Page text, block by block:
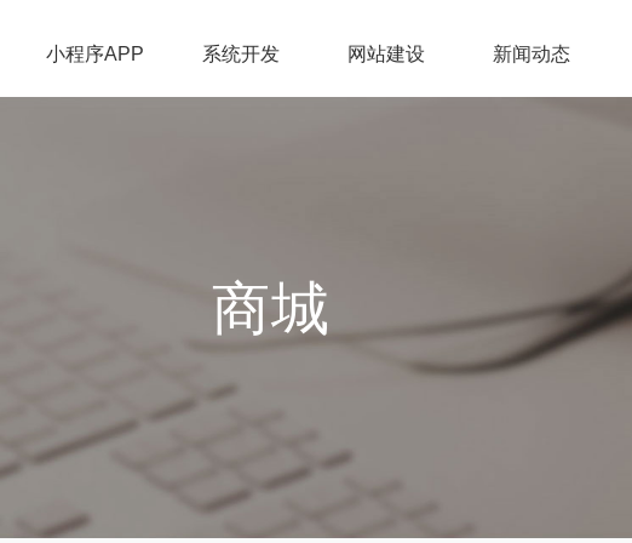
小程序APP 系统开发 网站建设 新闻动态
商城